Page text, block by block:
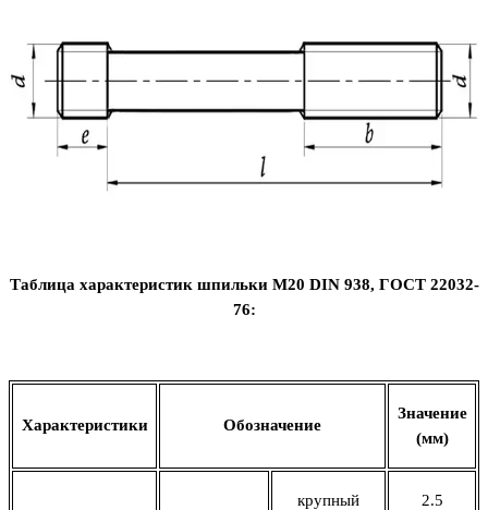
Таблица характеристик шпильки М20 DIN938, ГОСТ 22032-
76:
Характеристики Обозначение
Значение
(мм)
крупный 2.5